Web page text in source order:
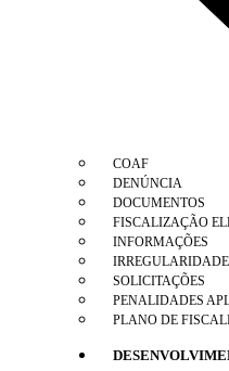
COAF
DENÚNCIA
DOCUMENTOS
FISCALIZAÇÃO
INFORMAÇÕES
SOLICITAÇÕES
PENALIDADES
PLANO DE